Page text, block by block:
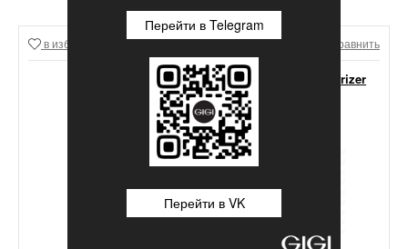
в избранное Сравнить в избранное Сравнить
GIGI Lipacid Moisturizer
For Oily Skin
Перейти в Telegram
Перейти в VK